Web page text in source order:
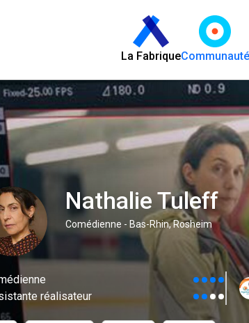
La FabriqueCommunauté
Nathalie Tuleff
Comédienne - Bas-Rhin, Rosheim
réalisateur